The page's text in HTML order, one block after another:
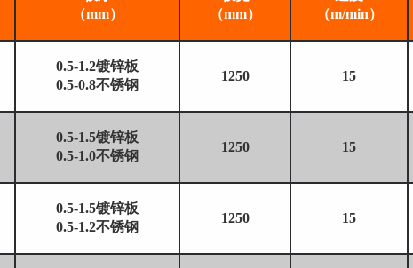
（mm）
（mm）
（m/min）
0.5-1.2镀锌板
0.5-0.8不锈钢
1250 15
0.5-1.5镀锌板
0.5-1.0不锈钢
1250 15
0.5-1.5镀锌板
0.5-1.2不锈钢
1250 15